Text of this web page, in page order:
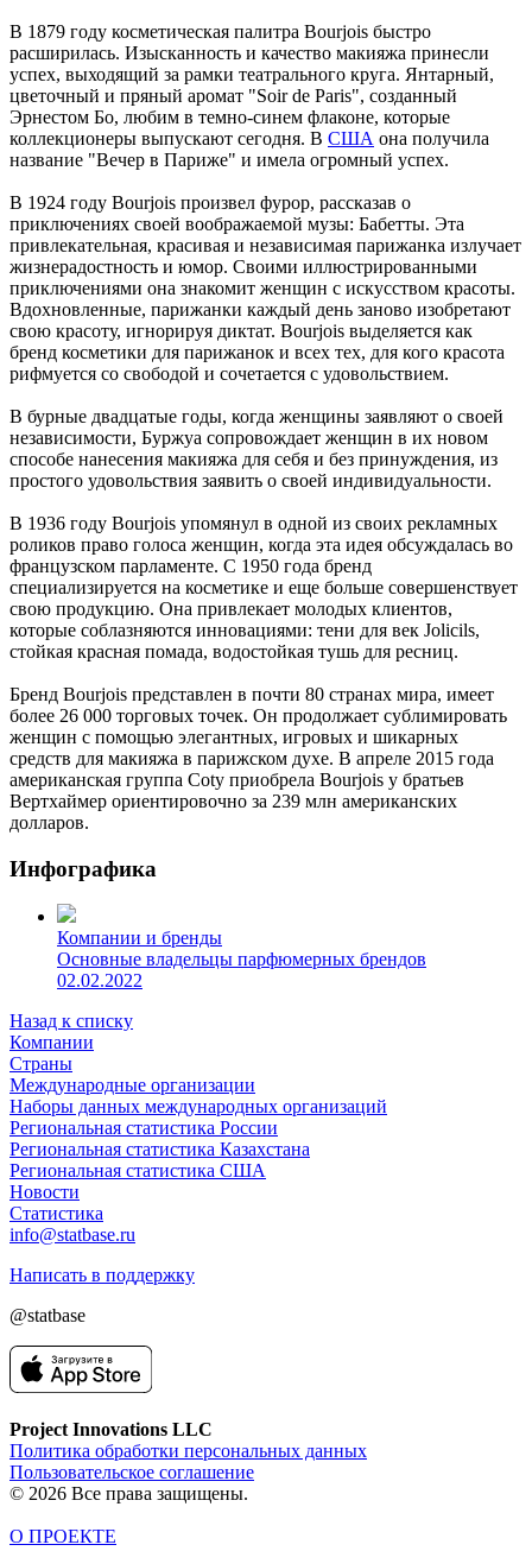
В 1879 году косметическая палитра Bourjois быстро
расширилась. Изысканность и качество макияжа принесли
успех, выходящий за рамки театрального круга. Янтарный,
цветочный и пряный аромат "Soir de Paris", созданный
Эрнестом Бо, любим в темно-синем флаконе, которые
коллекционеры выпускают сегодня. В США она получила
название "Вечер в Париже" и имела огромный успех.
В 1924 году Bourjois произвел фурор, рассказав о
приключениях своей воображаемой музы: Бабетты. Эта
привлекательная, красивая и независимая парижанка излучает
жизнерадостность и юмор. Своими иллюстрированными
приключениями она знакомит женщин с искусством красоты.
Вдохновленные, парижанки каждый день заново изобретают
свою красоту, игнорируя диктат. Bourjois выделяется как
бренд косметики для парижанок и всех тех, для кого красота
рифмуется со свободой и сочетается с удовольствием.
В бурные двадцатые годы, когда женщины заявляют о своей
независимости, Буржуа сопровождает женщин в их новом
способе нанесения макияжа для себя и без принуждения, из
простого удовольствия заявить о своей индивидуальности.
В 1936 году Bourjois упомянул в одной из своих рекламных
роликов право голоса женщин, когда эта идея обсуждалась во
французском парламенте. С 1950 года бренд
специализируется на косметике и еще больше совершенствует
свою продукцию. Она привлекает молодых клиентов,
которые соблазняются инновациями: тени для век Jolicils,
стойкая красная помада, водостойкая тушь для ресниц.
Бренд Bourjois представлен в почти 80 странах мира, имеет
более 26 000 торговых точек. Он продолжает сублимировать
женщин с помощью элегантных, игровых и шикарных
средств для макияжа в парижском духе. В апреле 2015 года
американская группа Coty приобрела Bourjois у братьев
Вертхаймер ориентировочно за 239 млн американских
долларов.
Инфографика
Компании и бренды
Основные владельцы парфюмерных брендов
02.02.2022
Назад к списку
Компании
Страны
Международные организации
Наборы данных международных организаций
Региональная статистика России
Региональная статистика Казахстана
Региональная статистика США
Новости
Статистика
info@statbase.ru
Написать в поддержку
@statbase
Project Innovations LLC
Политика обработки персональных данных
Пользовательское соглашение
© 2026 Все права защищены.
О ПРОЕКТЕ